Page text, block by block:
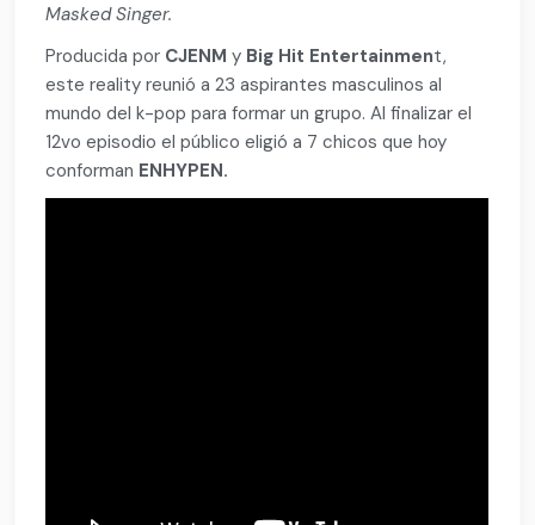
Masked Singer.
Producida por CJENM y Big Hit Entertainment,
este reality reunió a 23 aspirantes masculinos al
mundo del k-pop para formar un grupo. Al finalizar el
12vo episodio el público eligió a 7 chicos que hoy
conforman ENHYPEN.